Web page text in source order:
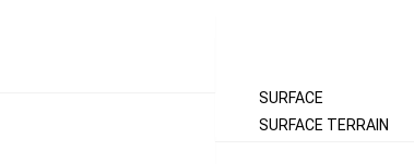
SURFACE
SURFACE TERRAIN